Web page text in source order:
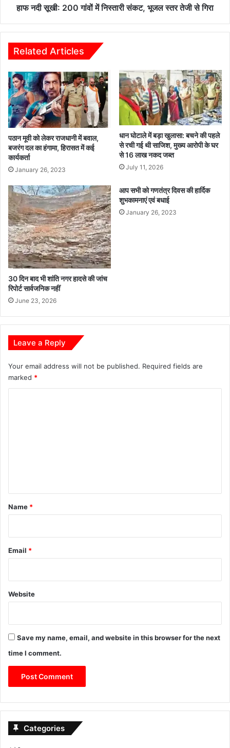
स्तरहाफ नदी सूखी: 200 गांवों में निस्तारी संकट, भूजल स्तर तेजी से गिरा
Related Articles
पठान मूवी को लेकर राजधानी में बवाल,
बजरंग दल का हंगामा, हिरासत में कई
कार्यकर्ता
January 26, 2023
धान घोटाले में बड़ा खुलासा: बचने की पहले
से रची गई थी साजिश, मुख्य आरोपी के घर
से 16 लाख नकद जब्त
July 11, 2026
30 दिन बाद भी शांति नगर हादसे की जांच
रिपोर्ट सार्वजनिक नहीं
June 23, 2026
आप सभी को गणतंत्र दिवस की हार्दिक
शुभकामनाएं एवं बधाई
January 26, 2023
Leave a Reply
Your email address will not be published. Required fields are
marked *
*
Name *
Email *
Website
Save my name, email, and website in this browser for the next
time I comment.
Categories